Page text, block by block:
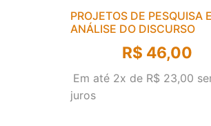
PROJETOS DE PESQUISA
ANÁLISE DO DISCURSO
R$ 46,00
Em até 2x de R$ 23,00
juros